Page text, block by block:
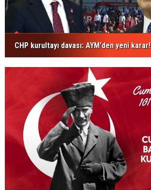
CHP kurultayı davası: AYM'den yeni karar!